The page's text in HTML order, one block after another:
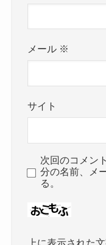
メール ※
サイト
次回のコメン
分の名前、メ
る。
上に表示された